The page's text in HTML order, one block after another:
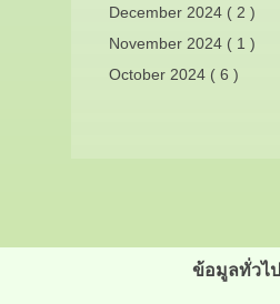
December 2024 ( 2 )
November 2024 ( 1 )
October 2024 ( 6 )
ข้อมูลทั่วไป